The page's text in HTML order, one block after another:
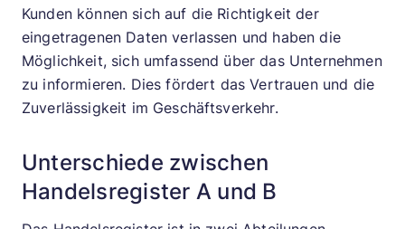
Kunden können sich auf die Richtigkeit der
eingetragenen Daten verlassen und haben die
Möglichkeit, sich umfassend über das Unternehmen
zu informieren. Dies fördert das Vertrauen und die
Zuverlässigkeit im Geschäftsverkehr.
Unterschiede zwischen
Handelsregister A und B